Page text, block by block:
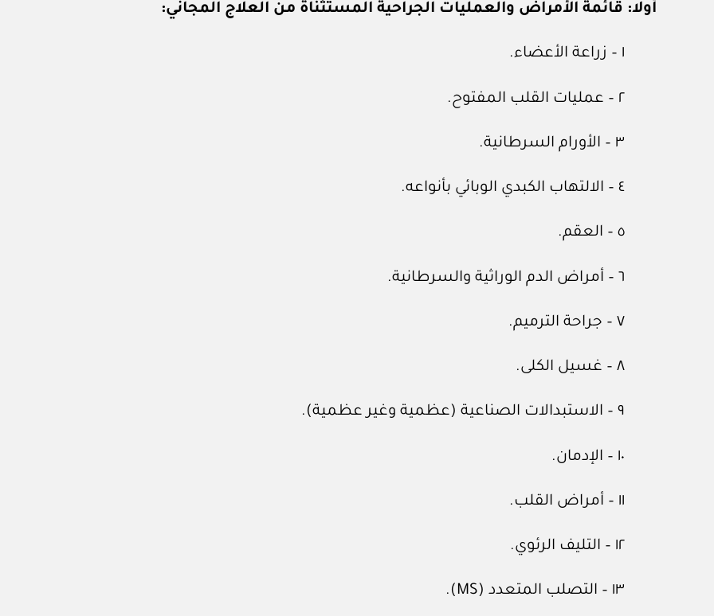
أولا: قائمة الأمراض والعمليات الجراحية المستثناة من العلاج المجاني:
١ – زراعة الأعضاء.
٢ – عمليات القلب المفتوح.
٣ – الأورام السرطانية.
٤ – الالتهاب الكبدي الوبائي بأنواعه.
٥ – العقم.
٦ – أمراض الدم الوراثية والسرطانية.
٧ – جراحة الترميم.
٨ – غسيل الكلى.
٩ – الاستبدالات الصناعية (عظمية وغير عظمية).
١٠ – الإدمان.
١١ – أمراض القلب.
١٢ – التليف الرئوي.
١٣ – التصلب المتعدد (MS).